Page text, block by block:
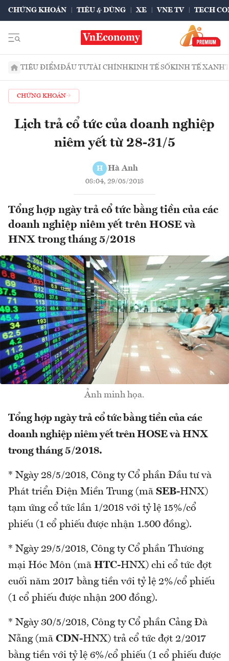
CHỨNG KHOÁN TIÊU & DÙNG XE VNE TV TECH
TIÊU ĐIỂMĐẦU TƯTÀI CHÍNHKINH TẾ SỐKINH TẾ XANH
CHỨNG KHOÁN
Lịch trả cổ tức của doanh nghiệp
niêm yết từ 28-31/5
H Hà Anh
08:04, 29/05/2018
Tổng hợp ngày trả cổ tức bằng tiền của các
doanh nghiệp niêm yết trên HOSE và
HNX trong tháng 5/2018
Ảnh minh họa.
Tổng hợp ngày trả cổ tức bằng tiền của các
doanh nghiệp niêm yết trên HOSE và HNX
trong tháng 5/2018.
* Ngày 28/5/2018, Công ty Cổ phần Đầu tư và
Phát triển Điện Miền Trung (mã SEB-HNX)
tạm ứng cổ tức lần 1/2018 với tỷ lệ 15%/cổ
phiếu (1 cổ phiếu được nhận 1.500 đồng).
* Ngày 29/5/2018, Công ty Cổ phần Thương
mại Hóc Môn (mã HTC-HNX) chi cổ tức đợt
cuối năm 2017 bằng tiền với tỷ lệ 2%/cổ phiếu
(1 cổ phiếu được nhận 200 đồng).
* Ngày 30/5/2018, Công ty Cổ phần Cảng Đà
Nẵng (mã CDN-HNX) trả cổ tức đợt 2/2017
bằng tiền với tỷ lệ 6%/cổ phiếu (1 cổ phiếu được